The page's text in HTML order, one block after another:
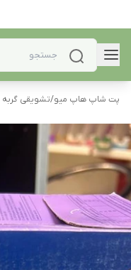
پت شاپ هاپ میو/تشویقی گربه